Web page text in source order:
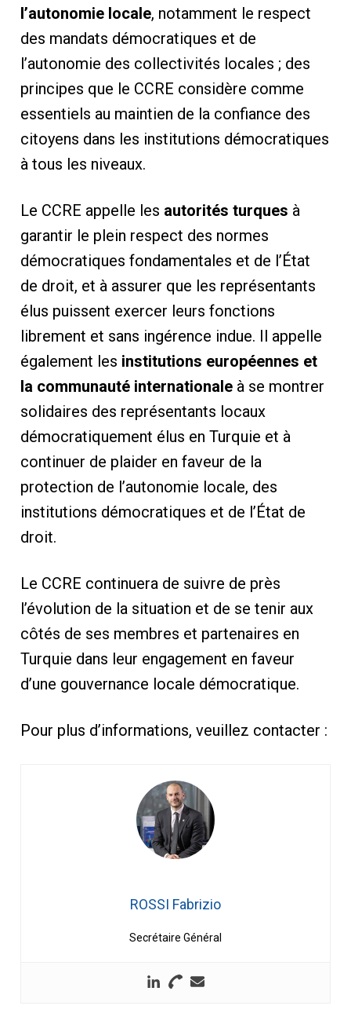
l’autonomie locale, notamment le respect
des mandats démocratiques et de
l’autonomie des collectivités locales ; des
principes que le CCRE considère comme
essentiels au maintien de la confiance des
citoyens dans les institutions démocratiques
à tous les niveaux.
Le CCRE appelle les autorités turques à
garantir le plein respect des normes
démocratiques fondamentales et de l’État
de droit, et à assurer que les représentants
élus puissent exercer leurs fonctions
librement et sans ingérence indue. Il appelle
également les institutions européennes et
la communauté internationaleà se montrer
solidaires des représentants locaux
démocratiquement élus en Turquie et à
continuer de plaider en faveur de la
protection de l’autonomie locale, des
institutions démocratiques et de l’État de
droit.
Le CCRE continuera de suivre de près
l’évolution de la situation et de se tenir aux
côtés de ses membres et partenaires en
Turquie dans leur engagement en faveur
d’une gouvernance locale démocratique.
Pour plus d’informations, veuillez contacter :
ROSSI Fabrizio
Secrétaire Général